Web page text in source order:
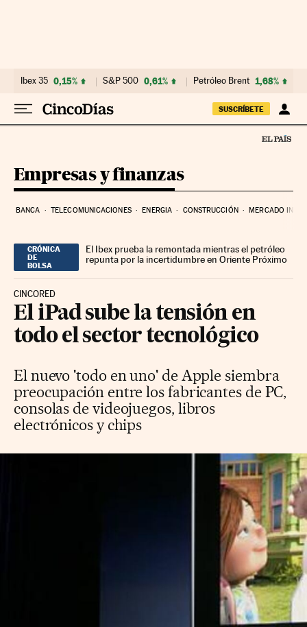
Ibex 35 0,15% S&P 500 0,61% Petróleo Brent 1,68%
SUSCRÍBETE
Empresas y finanzas
BANCA TELECOMUNICACIONES ENERGIA CONSTRUCCIÓN MERCADO
CRÓNICA
DE
BOLSA
El Ibex prueba la remontada mientras el petróleo
repunta por la incertidumbre en Oriente Próximo
CINCORED
El iPad sube la tensión en
todo el sector tecnológico
El nuevo 'todo en uno' de Apple siembra
preocupación entre los fabricantes de PC,
consolas de videojuegos, libros
electrónicos y chips